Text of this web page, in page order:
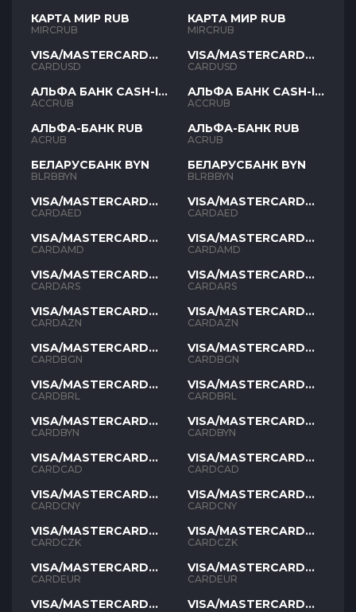
КАРТА МИР RUB
MIRCRUB
VISA/MASTERCARD
USD
CARDUSD
АЛЬФА БАНК CASH-IN
RUB
ACCRUB
АЛЬФА-БАНК RUB
ACRUB
БЕЛАРУСБАНК BYN
BLRBBYN
VISA/MASTERCARD
AED
CARDAED
VISA/MASTERCARD
AMD
CARDAMD
VISA/MASTERCARD
ARS
CARDARS
VISA/MASTERCARD
AZN
CARDAZN
VISA/MASTERCARD
BGN
CARDBGN
VISA/MASTERCARD
BRL
CARDBRL
VISA/MASTERCARD
BYN
CARDBYN
VISA/MASTERCARD
CAD
CARDCAD
VISA/MASTERCARD
CNY
CARDCNY
VISA/MASTERCARD
CZK
CARDCZK
VISA/MASTERCARD
EUR
CARDEUR
VISA/MASTERCARD
КАРТА МИР RUB
MIRCRUB
VISA/MASTERCARD
USD
CARDUSD
АЛЬФА БАНК CASH-IN
RUB
ACCRUB
АЛЬФА-БАНК RUB
ACRUB
БЕЛАРУСБАНК BYN
BLRBBYN
VISA/MASTERCARD
AED
CARDAED
VISA/MASTERCARD
AMD
CARDAMD
VISA/MASTERCARD
ARS
CARDARS
VISA/MASTERCARD
AZN
CARDAZN
VISA/MASTERCARD
BGN
CARDBGN
VISA/MASTERCARD
BRL
CARDBRL
VISA/MASTERCARD
BYN
CARDBYN
VISA/MASTERCARD
CAD
CARDCAD
VISA/MASTERCARD
CNY
CARDCNY
VISA/MASTERCARD
CZK
CARDCZK
VISA/MASTERCARD
EUR
CARDEUR
VISA/MASTERCARD